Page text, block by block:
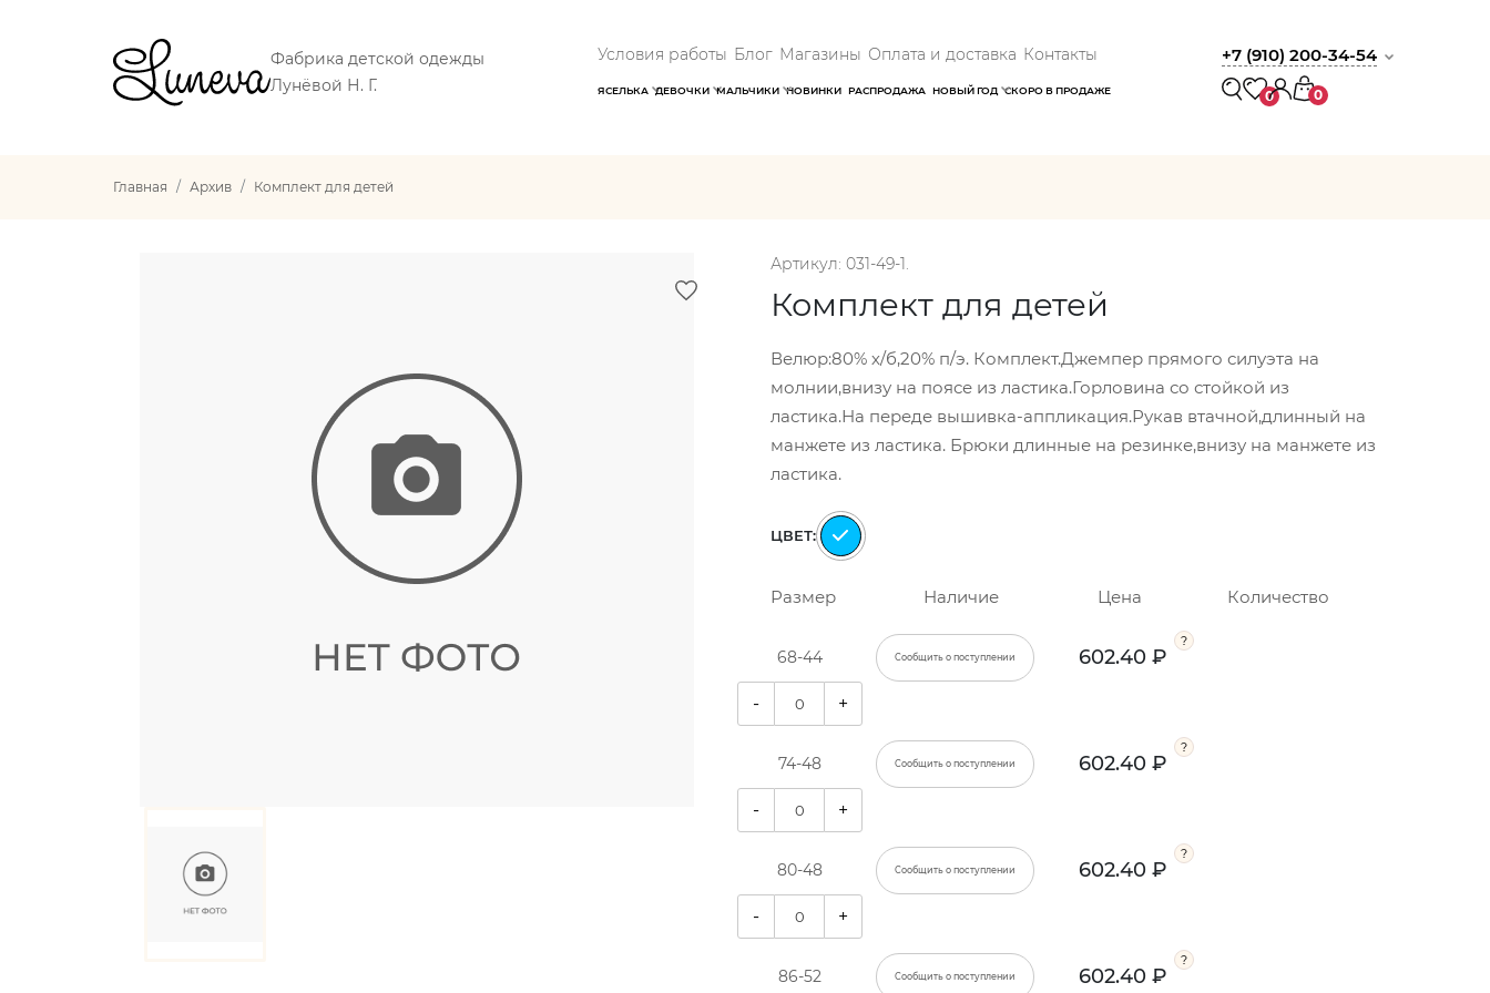
Фабрика детской одежды
Лунёвой Н. Г.
Условия работы Блог Магазины Оплата и доставка Контакты
ЯСЕЛЬКА ДЕВОЧКИ МАЛЬЧИКИ НОВИНКИ РАСПРОДАЖА НОВЫЙ ГОД СКОРО В ПРОДАЖЕ
+7 (910) 200-34-54
0 0
Главная Архив Комплект для детей
Артикул: 031-49-1.
Комплект для детей
Велюр:80% х/б,20% п/э. Комплект.Джемпер прямого силуэта на
молнии,внизу на поясе из ластика.Горловина со стойкой из
ластика.На переде вышивка-аппликация.Рукав втачной,длинный на
манжете из ластика. Брюки длинные на резинке,внизу на манжете из
ластика.
ЦВЕТ:
Размер Наличие Цена Количество
68-44 Сообщить о поступлении 602.40 ₽
- +
74-48 Сообщить о поступлении 602.40 ₽
- +
80-48 Сообщить о поступлении 602.40 ₽
- +
86-52 Сообщить о поступлении 602.40 ₽